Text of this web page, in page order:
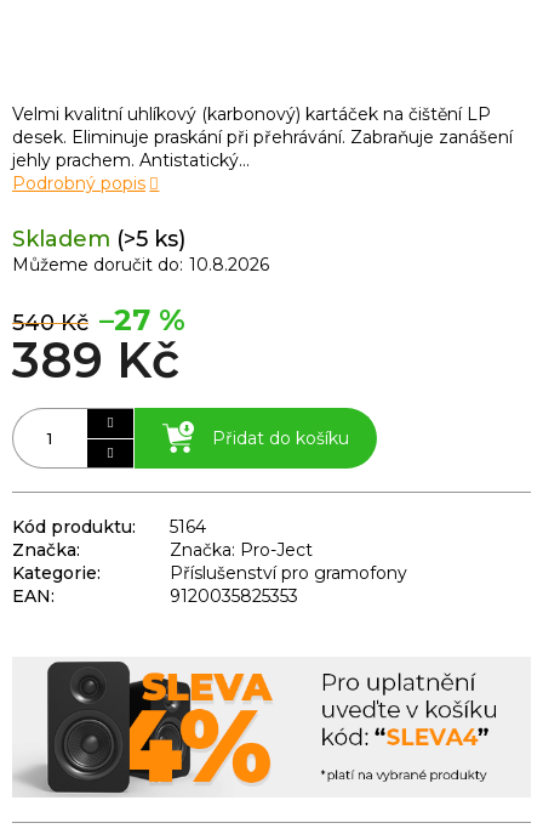
Skladem (>5 ks)
Můžeme doručit do: 10.8.2026
540 Kč –27 %
389 Kč
Přidat do košíku
Kód produktu:
5164
Značka:
Značka: Pro-Ject
Kategorie:
Příslušenství pro gramofony
EAN: 9120035825353
Velmi kvalitní uhlíkový (karbonový) kartáček na čištění LP
desek. Eliminuje praskání při přehrávání. Zabraňuje zanášení
jehly prachem. Antistatický...
Podrobný popis